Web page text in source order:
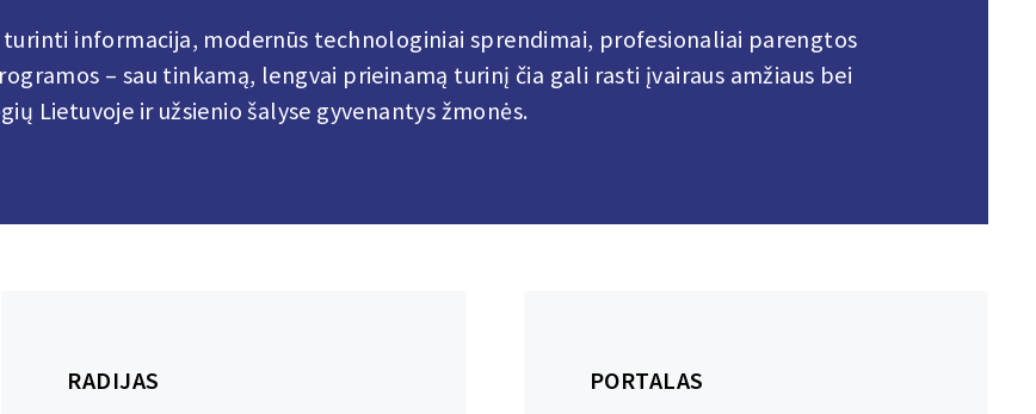
informacija, modernūs technologiniai sprendimai, profesionaliai parengtos
– sau tinkamą, lengvai prieinamą turinį čia gali rasti įvairaus amžiaus bei
Lietuvoje ir užsienio šalyse gyvenantys žmonės.
RADIJAS PORTALAS